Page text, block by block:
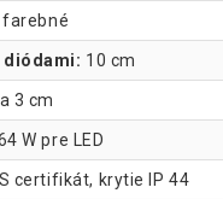
farebné
10 cm
3 cm
W pre LED
certifikát, krytie IP 44